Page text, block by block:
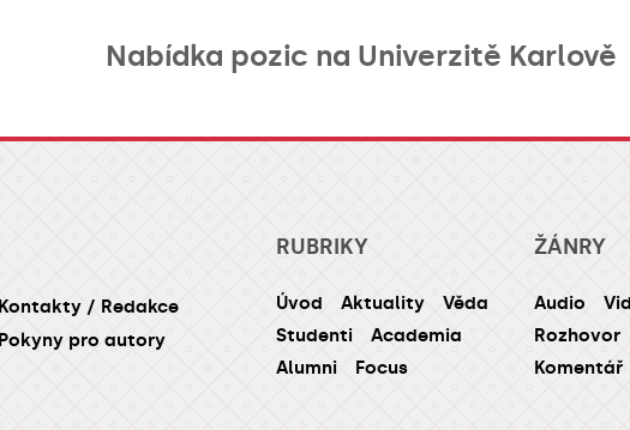
Nabídka pozic na Univerzitě Karlově
Kontakty / Redakce
Pokyny pro autory
RUBRIKY
Úvod Aktuality
Věda
Studenti
Academia
Alumni
Focus
ŽÁNRY
Audio
Rozhovor
Komentář